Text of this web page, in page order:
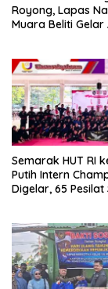
Royong, Lapas
Muara Beliti Gelar
Semarak HUT RI
Putih Intern
Digelar, 65 Pesilat